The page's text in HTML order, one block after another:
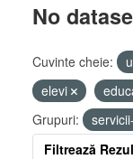
No
Cuvinte cheie:
elevi
Grupuri:
Filtrează